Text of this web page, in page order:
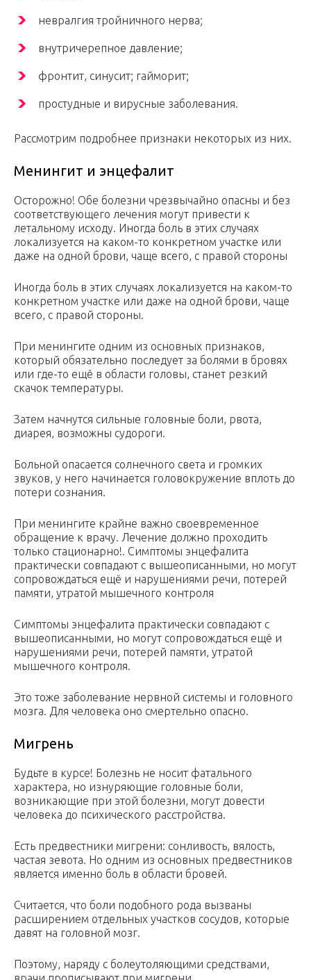
невралгия тройничного нерва;
внутричерепное давление;
фронтит, синусит; гайморит;
простудные и вирусные заболевания.
Рассмотрим подробнее признаки некоторых из них.
Менингит и энцефалит
Осторожно! Обе болезни чрезвычайно опасны и без
соответствующего лечения могут привести к
летальному исходу. Иногда боль в этих случаях
локализуется на каком-то конкретном участке или
даже на одной брови, чаще всего, с правой стороны
Иногда боль в этих случаях локализуется на каком-то
конкретном участке или даже на одной брови, чаще
всего, с правой стороны.
При менингите одним из основных признаков,
который обязательно последует за болями в бровях
или где-то ещё в области головы, станет резкий
скачок температуры.
Затем начнутся сильные головные боли, рвота,
диарея, возможны судороги.
Больной опасается солнечного света и громких
звуков, у него начинается головокружение вплоть до
потери сознания.
При менингите крайне важно своевременное
обращение к врачу. Лечение должно проходить
только стационарно!. Симптомы энцефалита
практически совпадают с вышеописанными, но могут
сопровождаться ещё и нарушениями речи, потерей
памяти, утратой мышечного контроля
Симптомы энцефалита практически совпадают с
вышеописанными, но могут сопровождаться ещё и
нарушениями речи, потерей памяти, утратой
мышечного контроля.
Это тоже заболевание нервной системы и головного
мозга. Для человека оно смертельно опасно.
Мигрень
Будьте в курсе! Болезнь не носит фатального
характера, но изнуряющие головные боли,
возникающие при этой болезни, могут довести
человека до психического расстройства.
Есть предвестники мигрени: сонливость, вялость,
частая зевота. Но одним из основных предвестников
является именно боль в области бровей.
Считается, что боли подобного рода вызваны
расширением отдельных участков сосудов, которые
давят на головной мозг.
Поэтому, наряду с болеутоляющими средствами,